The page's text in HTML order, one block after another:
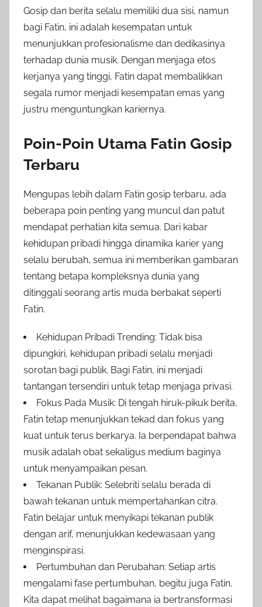
Gosip dan berita selalu memiliki dua sisi, namun
bagi Fatin, ini adalah kesempatan untuk
menunjukkan profesionalisme dan dedikasinya
terhadap dunia musik. Dengan menjaga etos
kerjanya yang tinggi, Fatin dapat membalikkan
segala rumor menjadi kesempatan emas yang
justru menguntungkan kariernya.
Poin-Poin Utama Fatin Gosip
Terbaru
Mengupas lebih dalam Fatin gosip terbaru, ada
beberapa poin penting yang muncul dan patut
mendapat perhatian kita semua. Dari kabar
kehidupan pribadi hingga dinamika karier yang
selalu berubah, semua ini memberikan gambaran
tentang betapa kompleksnya dunia yang
ditinggali seorang artis muda berbakat seperti
Fatin.
Kehidupan Pribadi Trending: Tidak bisa
dipungkiri, kehidupan pribadi selalu menjadi
sorotan bagi publik. Bagi Fatin, ini menjadi
tantangan tersendiri untuk tetap menjaga privasi.
Fokus Pada Musik: Di tengah hiruk-pikuk berita,
Fatin tetap menunjukkan tekad dan fokus yang
kuat untuk terus berkarya. Ia berpendapat bahwa
musik adalah obat sekaligus medium baginya
untuk menyampaikan pesan.
Tekanan Publik: Selebriti selalu berada di
bawah tekanan untuk mempertahankan citra.
Fatin belajar untuk menyikapi tekanan publik
dengan arif, menunjukkan kedewasaan yang
menginspirasi.
Pertumbuhan dan Perubahan: Setiap artis
mengalami fase pertumbuhan, begitu juga Fatin.
Kita dapat melihat bagaimana ia bertransformasi